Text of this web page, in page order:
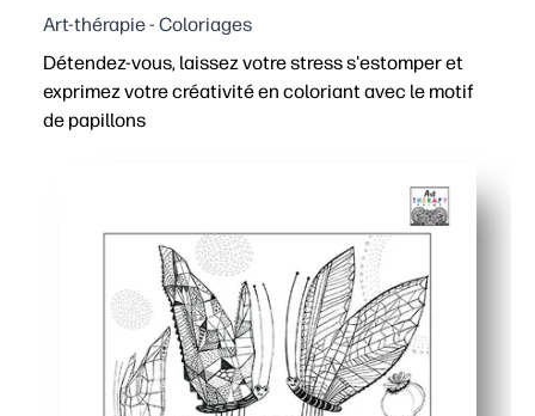
Art-thérapie - Coloriages
Détendez-vous, laissez votre stress s'estomper et
exprimez votre créativité en coloriant avec le motif
de papillons
Concentration apaisante : la répétition de motifs de
Développement des compétences : entraînement de
Utilisation polyvalente : idéale pour les personnes